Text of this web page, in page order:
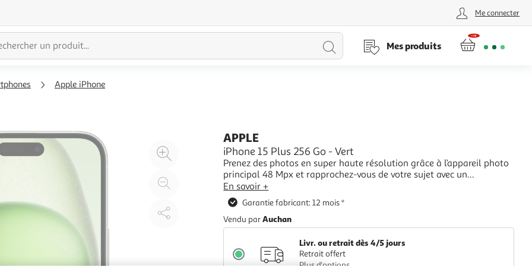
Me connecter
Lancer
Mes produits
Apple iPhone
Agrandir
l'illustration
l'illustration
Partager
APPLE
iPhone 15 Plus 256 Go - Vert
Prenez des photos en super haute résolution grâce à l’appareil photo
principal 48 Mpx et rapprochez-vous de votre sujet avec un
téléobjectif 2x. Les portraits nouvelle génération font ressortir un
niveau de détail et de couleur sans précédent et vous permettent de
modifier la mise au point, même apr
En savoir +
Garantie fabricant: 12 mois *
Vendu parAuchan
Livr. ou retrait dès 4/5 jours
Retrait offert